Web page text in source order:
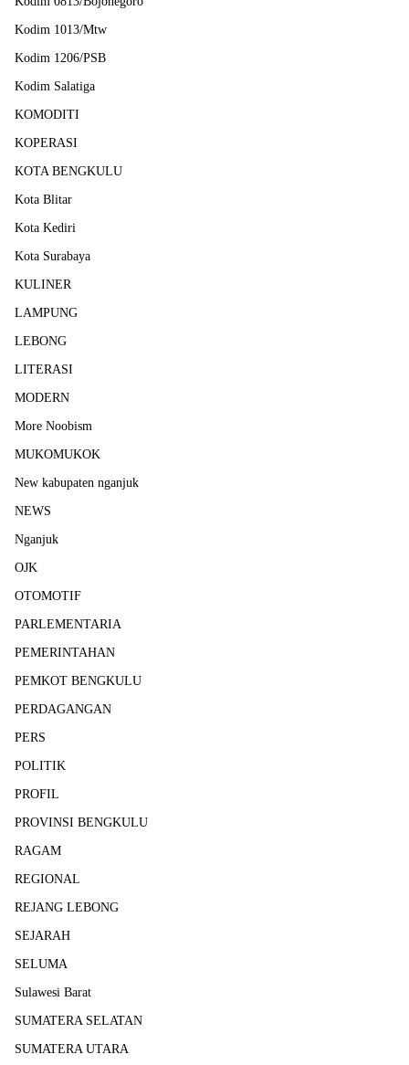
Kodim 1013/Mtw
Kodim 1206/PSB
Kodim Salatiga
KOMODITI
KOPERASI
KOTA BENGKULU
Kota Blitar
Kota Kediri
Kota Surabaya
KULINER
LAMPUNG
LEBONG
LITERASI
MODERN
More Noobism
MUKOMUKOK
New kabupaten nganjuk
NEWS
Nganjuk
OJK
OTOMOTIF
PARLEMENTARIA
PEMERINTAHAN
PEMKOT BENGKULU
PERDAGANGAN
PERS
POLITIK
PROFIL
PROVINSI BENGKULU
RAGAM
REGIONAL
REJANG LEBONG
SEJARAH
SELUMA
Sulawesi Barat
SUMATERA SELATAN
SUMATERA UTARA